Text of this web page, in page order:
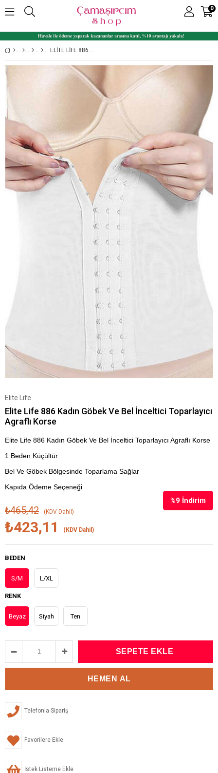
0
ELITE LIFE 886 KADIN GÖBEK VE BEL İNCELTICI TOPARLAYICI AGRAFLI KORSE
Elite Life
Elite Life 886 Kadın Göbek Ve Bel İnceltici Toparlayıcı
Agraflı Korse
Elite Life 886 Kadın Göbek Ve Bel İnceltici Toparlayıcı Agraflı Korse
1 Beden Küçültür
Bel Ve Göbek Bölgesinde Toparlama Sağlar
Kapıda Ödeme Seçeneği
%9 İndirim
₺465,42 (KDV Dahil)
₺423,11 (KDV Dahil)
BEDEN
S/M L/XL
RENK
Beyaz Siyah Ten
Telefonla Sipariş
Favorilere Ekle
İstek Listeme Ekle